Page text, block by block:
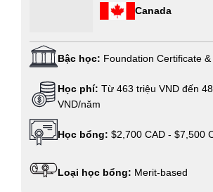
Canada
Bậc học: Foundation Certificate &
Học phí: Từ 463 triệu VND đến
VND/năm
Học bổng: $2,700 CAD - $7,500
Loại học bổng: Merit-based